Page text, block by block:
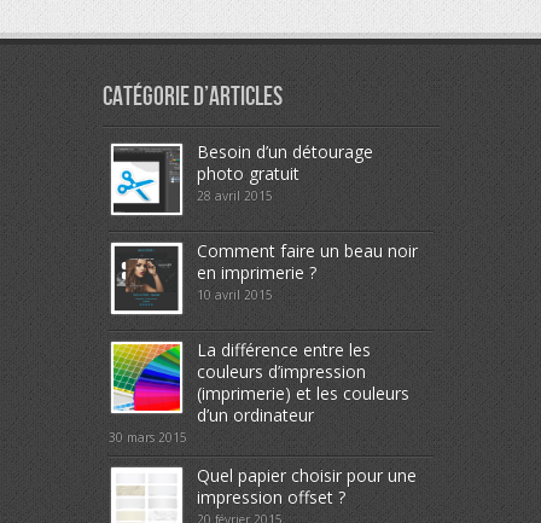
Catégorie d’articles
Besoin d’un détourage
photo gratuit
28 avril 2015
Comment faire un beau noir
en imprimerie ?
10 avril 2015
La différence entre les
couleurs d’impression
(imprimerie) et les couleurs
d’un ordinateur
30 mars 2015
Quel papier choisir pour une
impression offset ?
20 février 2015